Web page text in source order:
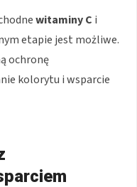
witaminy C i
etapie jest możliwe.
ochronę
kolorytu i wsparcie